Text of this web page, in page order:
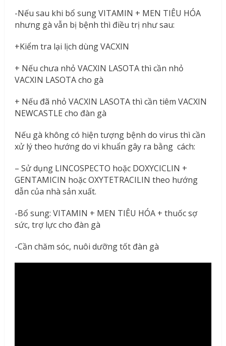
-Nếu sau khi bổ sung VITAMIN + MEN TIÊU HÓA
nhưng gà vẫn bị bệnh thì điều trị như sau:
+Kiểm tra lại lịch dùng VACXIN
+ Nếu chưa nhỏ VACXIN LASOTA thì cần nhỏ
VACXIN LASOTA cho gà
+ Nếu đã nhỏ VACXIN LASOTA thì cần tiêm VACXIN
NEWCASTLE cho đàn gà
Nếu gà không có hiện tượng bệnh do virus thì cần
xử lý theo hướng do vi khuẩn gây ra bằng cách:
– Sử dụng LINCOSPECTO hoặc DOXYCICLIN +
GENTAMICIN hoặc OXYTETRACILIN theo hướng
dẫn của nhà sản xuất.
-Bổ sung: VITAMIN + MEN TIÊU HÓA + thuốc sợ
sức, trợ lực cho đàn gà
-Cần chăm sóc, nuôi dưỡng tốt đàn gà